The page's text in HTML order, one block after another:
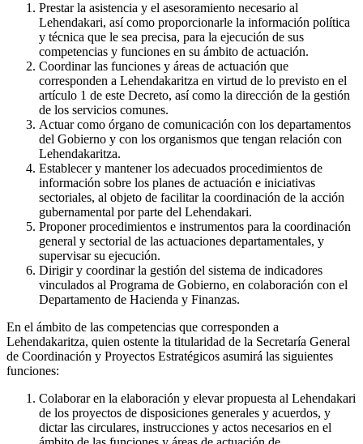
Prestar la asistencia y el asesoramiento necesario al
Lehendakari, así como proporcionarle la información política
y técnica que le sea precisa, para la ejecución de sus
competencias y funciones en su ámbito de actuación.
Coordinar las funciones y áreas de actuación que
corresponden a Lehendakaritza en virtud de lo previsto en el
artículo 1 de este Decreto, así como la dirección de la gestión
de los servicios comunes.
Actuar como órgano de comunicación con los departamentos
del Gobierno y con los organismos que tengan relación con
Lehendakaritza.
Establecer y mantener los adecuados procedimientos de
información sobre los planes de actuación e iniciativas
sectoriales, al objeto de facilitar la coordinación de la acción
gubernamental por parte del Lehendakari.
Proponer procedimientos e instrumentos para la coordinación
general y sectorial de las actuaciones departamentales, y
supervisar su ejecución.
Dirigir y coordinar la gestión del sistema de indicadores
vinculados al Programa de Gobierno, en colaboración con el
Departamento de Hacienda y Finanzas.
En el ámbito de las competencias que corresponden a
Lehendakaritza, quien ostente la titularidad de la Secretaría General
de Coordinación y Proyectos Estratégicos asumirá las siguientes
funciones:
Colaborar en la elaboración y elevar propuesta al Lehendakari
de los proyectos de disposiciones generales y acuerdos, y
dictar las circulares, instrucciones y actos necesarios en el